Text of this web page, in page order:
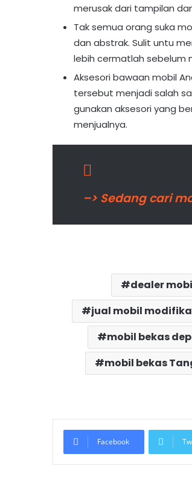
merusak dari tampilan
Tak semua orang suka
dan abstrak. Sulit untu
lebih cermatlah sebelum
Aksesori bawaan mobil
tersebut menjadi salah
gunakan aksesori yang
menjualnya.
–> Sedang cari
dealer
jual mobil
mobil bekas
mobil bekas
Facebook